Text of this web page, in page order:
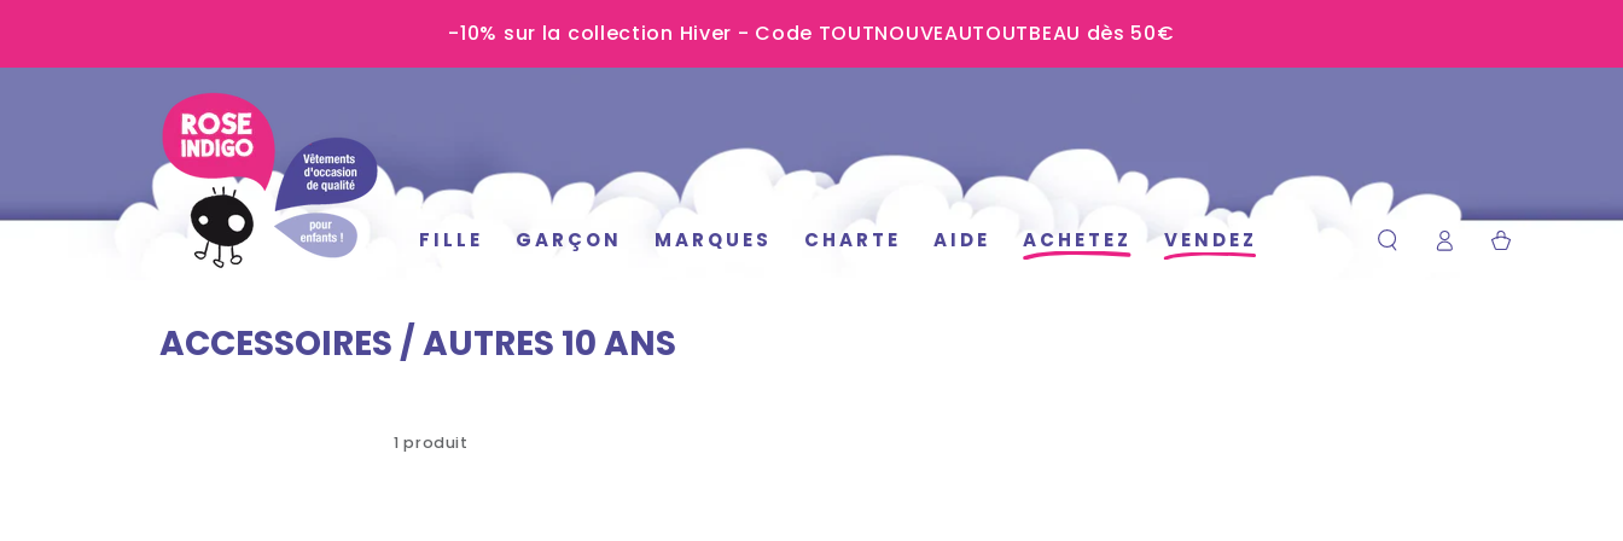
-10% sur la collection Hiver - Code TOUTNOUVEAUTOUTBEAU dès 50€
FILLE GARÇON MARQUES CHARTE AIDE ACHETEZ VENDEZ ConnexionPanier
ACCESSOIRES / AUTRES 10 ANS
1 produit